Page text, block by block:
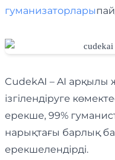
гуманизаторлары
CudekAI – AI арқылы
ізгілендіруге
ерекше, 99%
нарықтағы барлық
ерекшелендірді.